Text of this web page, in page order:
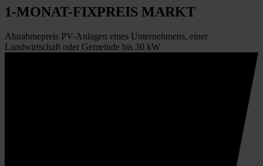
1-MONAT-FIXPREIS MARKT
Abnahmepreis PV-Anlagen eines Unternehmens, einer
Landwirtschaft oder Gemeinde bis 30 kW